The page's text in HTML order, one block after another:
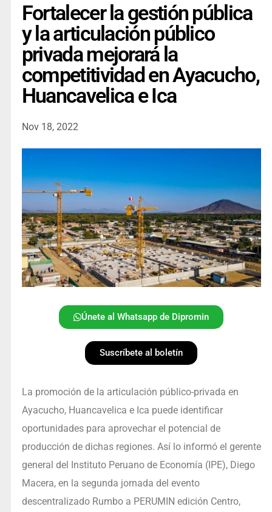
Fortalecer la gestión pública
y la articulación público
privada mejorará la
competitividad en Ayacucho,
Huancavelica e Ica
Nov 18, 2022
Únete al Whatsapp de Dipromin
Suscríbete al boletín
La promoción de la articulación público-privada en
Ayacucho, Huancavelica e Ica puede identificar
oportunidades para aprovechar el potencial de
producción de dichas regiones. Así lo informó el gerente
general del Instituto Peruano de Economía (IPE), Diego
Macera, en la segunda jornada del evento
descentralizado Rumbo a PERUMIN edición Centro,